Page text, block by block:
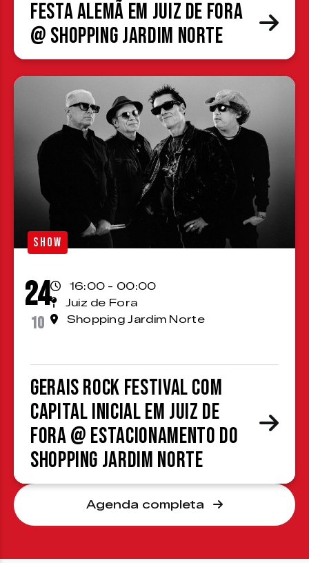
Festa Alemã em Juiz de Fora
@ Shopping Jardim Norte
SHOW
24
10
16:00 - 00:00
Juiz de Fora
Shopping Jardim Norte
Gerais Rock Festival com
Capital Inicial em Juiz de
Fora @ estacionamento do
Shopping Jardim Norte
Agenda completa